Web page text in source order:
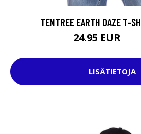
TENTREE EARTH DAZE T-
24.95 EUR
LISÄTIETOJA